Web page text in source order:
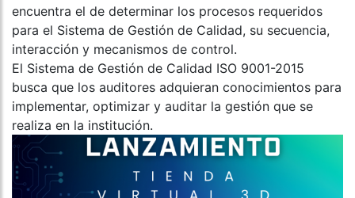
encuentra el de determinar los procesos requeridos
para el Sistema de Gestión de Calidad, su secuencia,
interacción y mecanismos de control.
El Sistema de Gestión de Calidad ISO 9001-2015
busca que los auditores adquieran conocimientos para
implementar, optimizar y auditar la gestión que se
realiza en la institución.